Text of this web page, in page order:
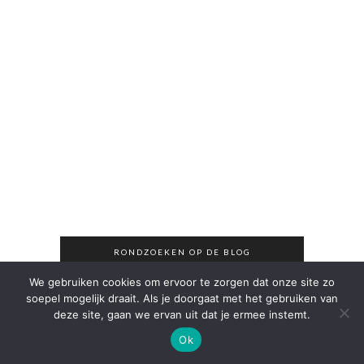
RONDZOEKEN OP DE BLOG
We gebruiken cookies om ervoor te zorgen dat onze site zo
soepel mogelijk draait. Als je doorgaat met het gebruiken van
deze site, gaan we ervan uit dat je ermee instemt.
Ok